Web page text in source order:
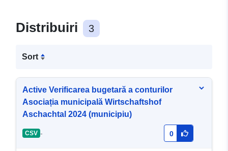
Distribuiri 3
Sort
Active Verificarea bugetară a conturilor
Asociația municipală Wirtschaftshof
Aschachtal 2024 (municipiu)
CSV - 0